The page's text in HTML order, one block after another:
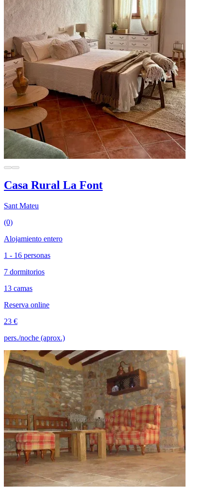
Casa Rural La Font
Sant Mateu
(0)
Alojamiento entero
1 - 16 personas
7 dormitorios
13 camas
Reserva online
23 €
pers./noche (aprox.)